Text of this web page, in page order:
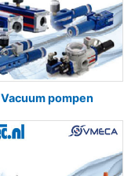
Vacuum pompen